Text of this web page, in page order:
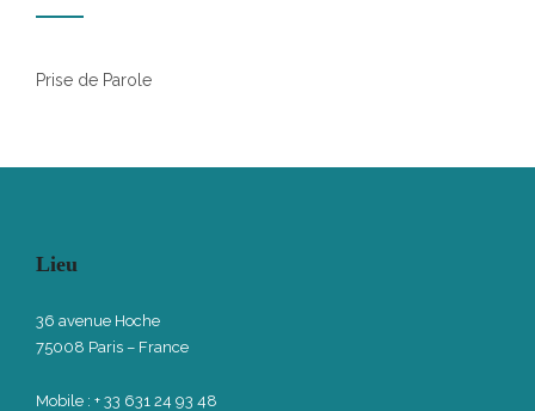
Prise de Parole
Lieu
36 avenue Hoche
75008 Paris – France
Mobile : + 33 631 24 93 48